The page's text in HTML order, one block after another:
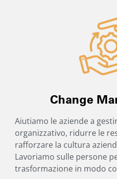
Change
Aiutiamo le aziende a
organizzativo, ridurre le
rafforzare la cultura
Lavoriamo sulle persone
trasformazione in modo
Vai alla